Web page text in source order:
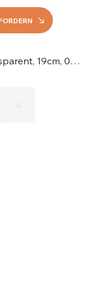
Mehrweg Plastiklöffel, Deluxe, transparent, 19cm, 066-310